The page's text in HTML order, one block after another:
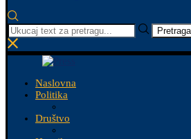
Pretraga
Naslovna
Politika
Društvo